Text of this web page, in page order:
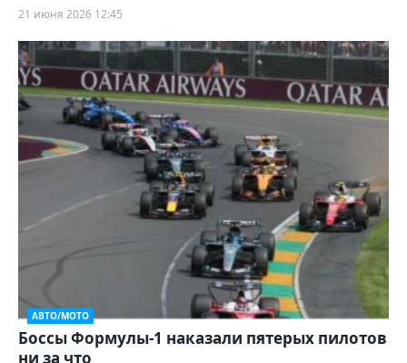
21 июня 2026 12:45
АВТО/МОТО
Боссы Формулы-1 наказали пятерых пилотов
ни за что